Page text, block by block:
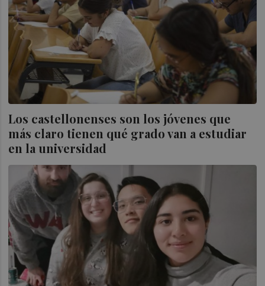
Los castellonenses son los jóvenes que
más claro tienen qué grado van a estudiar
en la universidad